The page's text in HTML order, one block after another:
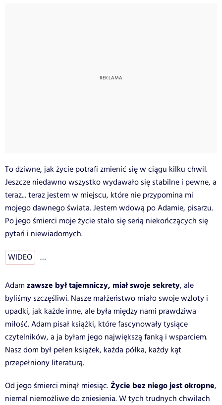
To dziwne, jak życie potrafi zmienić się w ciągu kilku chwil.
Jeszcze niedawno wszystko wydawało się stabilne i pewne, a
teraz... teraz jestem w miejscu, które nie przypomina mi
mojego dawnego świata. Jestem wdową po Adamie, pisarzu.
Po jego śmierci moje życie stało się serią niekończących się
pytań i niewiadomych.
WIDEO …
Adam zawsze był tajemniczy, miał swoje sekrety, ale
byliśmy szczęśliwi. Nasze małżeństwo miało swoje wzloty i
upadki, jak każde inne, ale była między nami prawdziwa
miłość. Adam pisał książki, które fascynowały tysiące
czytelników, a ja byłam jego największą fanką i wsparciem.
Nasz dom był pełen książek, każda półka, każdy kąt
przepełniony literaturą.
Od jego śmierci minął miesiąc. Życie bez niego jest okropne,
niemal niemożliwe do zniesienia. W tych trudnych chwilach